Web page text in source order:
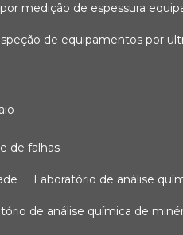
por medição de espessura
de equipamentos por
de falhas
laboratório de análise
de análise química de